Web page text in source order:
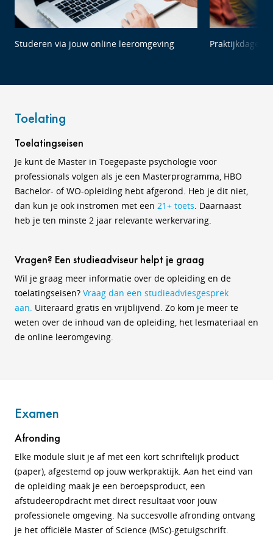
Studeren via jouw online leeromgeving Praktijkdagen
Toelating
Toelatingseisen
Je kunt de Master in Toegepaste psychologie voor
professionals volgen als je een Masterprogramma, HBO
Bachelor- of WO-opleiding hebt afgerond. Heb je dit niet,
dan kun je ook instromen met een 21+ toets. Daarnaast
heb je ten minste 2 jaar relevante werkervaring.
Vragen? Een studieadviseur helpt je graag
Wil je graag meer informatie over de opleiding en de
toelatingseisen? Vraag dan een studieadviesgesprek
aan. Uiteraard gratis en vrijblijvend. Zo kom je meer te
weten over de inhoud van de opleiding, het lesmateriaal en
de online leeromgeving.
Examen
Afronding
Elke module sluit je af met een kort schriftelijk product
(paper), afgestemd op jouw werkpraktijk. Aan het eind van
de opleiding maak je een beroepsproduct, een
afstudeeropdracht met direct resultaat voor jouw
professionele omgeving. Na succesvolle afronding ontvang
je het officiële Master of Science (MSc)‑getuigschrift.